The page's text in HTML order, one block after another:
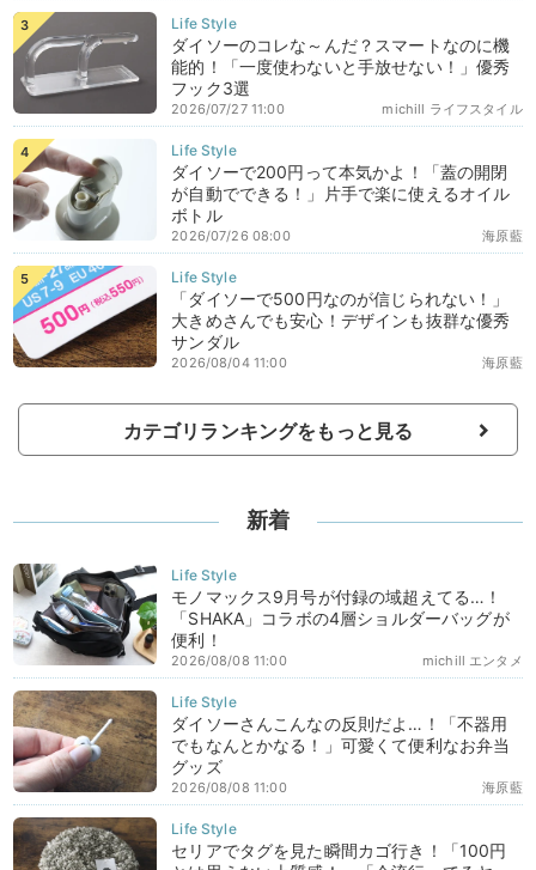
ダイソーのコレな～んだ？スマートなのに機
能的！「一度使わないと手放せない！」優秀
フック3選
michill ライフスタイル
2026/07/27 11:00
ダイソーで200円って本気かよ！「蓋の開閉
が自動でできる！」片手で楽に使えるオイル
ボトル
海原藍
2026/07/26 08:00
「ダイソーで500円なのが信じられない！」
大きめさんでも安心！デザインも抜群な優秀
サンダル
海原藍
2026/08/04 11:00
カテゴリランキングをもっと見る
新着
モノマックス9月号が付録の域超えてる…！
「SHAKA」コラボの4層ショルダーバッグが
便利！
michill エンタメ
2026/08/08 11:00
ダイソーさんこんなの反則だよ…！「不器用
でもなんとかなる！」可愛くて便利なお弁当
グッズ
海原藍
2026/08/08 11:00
セリアでタグを見た瞬間カゴ行き！「100円